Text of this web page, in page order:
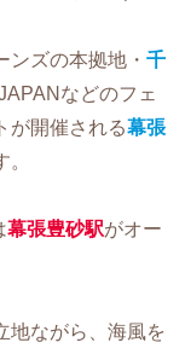
ズの本拠地・ 千
などのフェ
が開催される幕張
幕張豊砂駅がオー
地ながら、海風を